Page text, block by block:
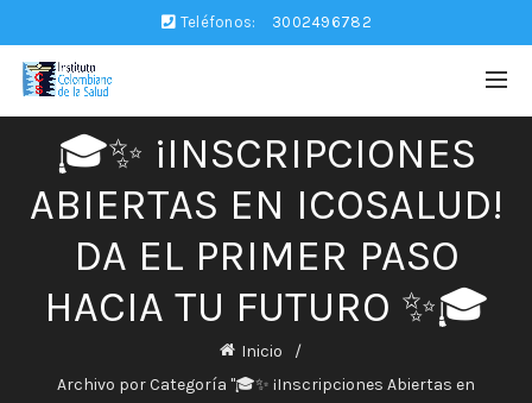
Teléfonos: 3002496782
🎓✨ ¡INSCRIPCIONES
ABIERTAS EN ICOSALUD!
DA EL PRIMER PASO
HACIA TU FUTURO ✨🎓
Inicio
Archivo por Categoría "🎓✨ ¡Inscripciones Abiertas en